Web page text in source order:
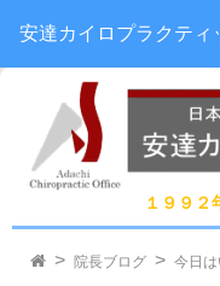
１９９２
安達カイロプラクティ
院長ブログ 今日は